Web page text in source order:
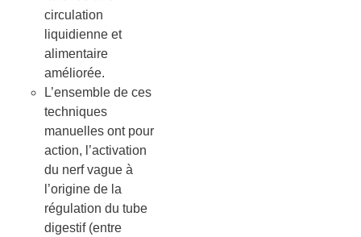
circulation
liquidienne et
alimentaire
améliorée.
L’ensemble de ces
techniques
manuelles ont pour
action, l’activation
du nerf vague à
l’origine de la
régulation du tube
digestif (entre